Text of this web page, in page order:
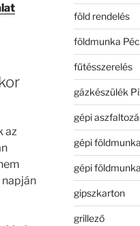
az
napján
föld rendelés
földmunka
fűtésszerelés
gázkészülék
gépi
gépi földmunka
gépi
gipszkarton
grillező